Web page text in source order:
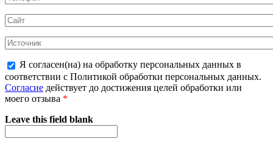
Я согласен(на) на обработку персональных данных в
соответствии с Политикой обработки персональных данных.
Согласие действует до достижения целей обработки или
моего отзыва *
Leave this field blank